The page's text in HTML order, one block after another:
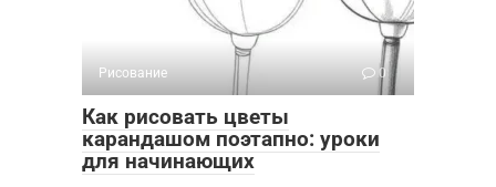
Рисование 0
Как рисовать цветы
карандашом поэтапно: уроки
для начинающих